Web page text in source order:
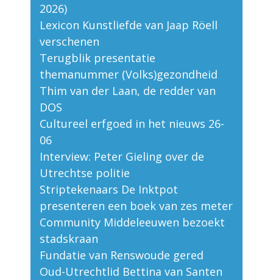
2026)
Lexicon Kunstliefde van Jaap Röell
verschenen
Terugblik presentatie
themanummer (Volks)gezondheid
Thim van der Laan, de redder van
DOS
Cultureel erfgoed in het nieuws 26-
06
Interview: Peter Gieling over de
Utrechtse politie
Striptekenaars De Inktpot
presenteren een boek van zes meter
Community Middeleeuwen bezoekt
stadskraan
Fundatie van Renswoude gered
Oud-Utrechtlid Bettina van Santen